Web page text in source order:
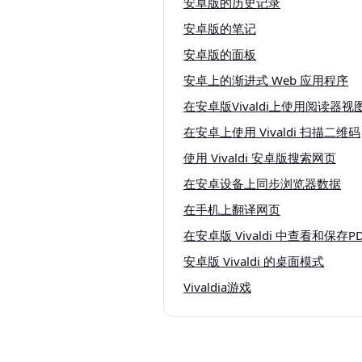
安卓版的笔记
安卓版的面板
安卓上的渐进式 Web 应用程序
在安卓版Vivaldi上使用阅读器视
在安卓上使用 Vivaldi 扫描二维码
使用 Vivaldi 安卓版搜索网页
在安卓设备上同步浏览器数据
在手机上翻译网页
在安卓版 Vivaldi 中查看和保存
安卓版 Vivaldi 的桌面模式
Vivaldia游戏